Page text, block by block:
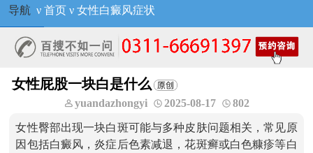
导航 ν 首页ν 女性白癜风症状
女性屁股一块白是什么
yuandazhongyi 2025-08-17 802
女性臀部出现一块白斑可能与多种皮肤问题相关，常见原
因包括白癜风，炎症后色素减退，花斑癣或白色糠疹等白